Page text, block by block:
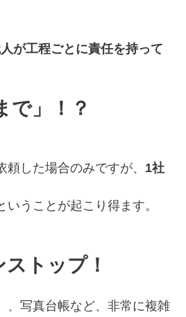
が工程ごとに責任を持って
で」！？
した場合のみですが、 1社
いうことが起こり得ます。
トップ！
、写真台帳など、非常に複雑